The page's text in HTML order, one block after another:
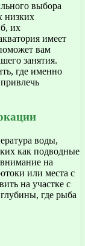
выбора
низких
их
имеет
вам
занятия.
где именно
воды,
как подводные
на
или места с
на участке с
где рыба